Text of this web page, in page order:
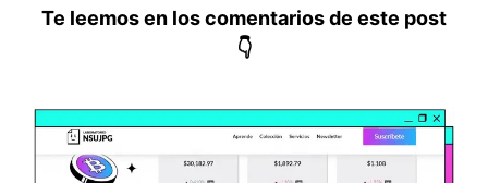
Te leemos en los comentarios de este post
👇